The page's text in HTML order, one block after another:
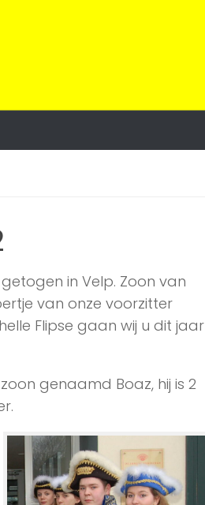
in Velp. Zoon van
van onze voorzitter
Flipse gaan wij u dit jaar
genaamd Boaz, hij is 2